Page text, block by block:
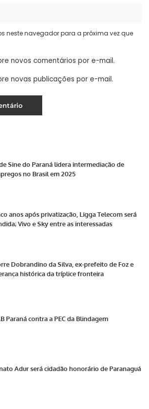
neste navegador para a próxima vez que
novos comentários por e-mail.
novas publicações por e-mail.
Sine do Paraná lidera intermediação de
no Brasil em 2025
anos após privatização, Ligga Telecom será
Vivo e Sky entre as interessadas
Dobrandino da Silva, ex-prefeito de Foz e
histórica da tríplice fronteira
Paraná contra a PEC da Blindagem
Adur será cidadão honorário de Paranaguá